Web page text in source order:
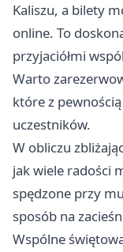
Kaliszu, a bilety
online. To
przyjaciółmi
Warto
które z
uczestników.
W obliczu
jak wiele radości
spędzone przy
sposób na
Wspólne